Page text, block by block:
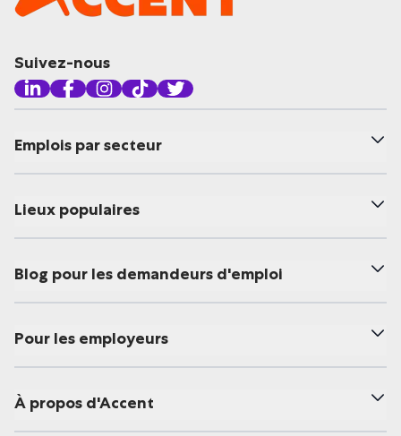
Suivez-nous
Emplois par secteur
Lieux populaires
Blog pour les demandeurs d'emploi
Pour les employeurs
À propos d'Accent